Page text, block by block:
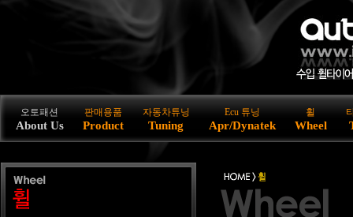
오토패션
About Us
판매용품
Product
자동차튜닝
Tuning
Ecu 튜닝
Apr/Dynatek
휠
Wheel